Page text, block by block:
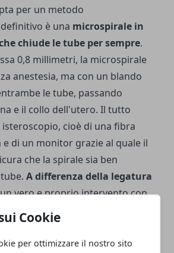
Cookie
per ottimizzare il nostro sito
per un metodo
è una microspirale in
chiude le tube per sempre.
0,8 millimetri, la microspirale
anestesia, ma con un blando
le tube, passando
e il collo dell'utero. Il tutto
cioè di una fibra
di un monitor grazie al quale il
che la spirale sia ben
A differenza della legatura
vero e proprio intervento con
e cicatrici,
in ambulatorio, in convenzione
Nazionale. Gli unici effetti